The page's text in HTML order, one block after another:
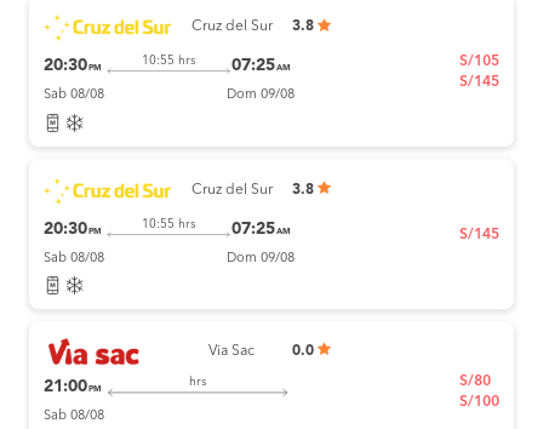
Cruz del Sur 3.8
20:30 PM
10:55 hrs 07:25AM
Sab 08/08 Dom 09/08
S/105
S/145
Cruz del Sur 3.8
20:30 PM
10:55 hrs 07:25AM
Sab 08/08 Dom 09/08
S/145
Via Sac 0.0
21:00 PM
hrs
Sab 08/08
S/80
S/100